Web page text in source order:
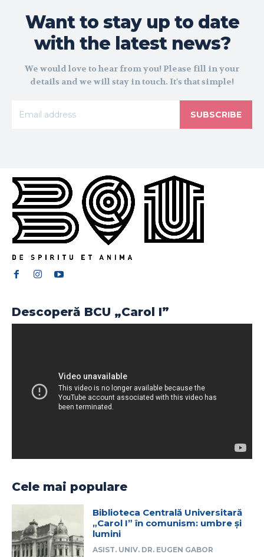
Want to stay up to date
with the latest news?
We would love to hear from you! Please fill in your
details and we will stay in touch. It's that simple!
SUBSCRIBE
Descoperă BCU „Carol I”
Cele mai populare
Biblioteca Centrală Universitară
„Carol I” în comunism: umbre și
lumini
ASIST. UNIV. DR. EUGEN GABOR